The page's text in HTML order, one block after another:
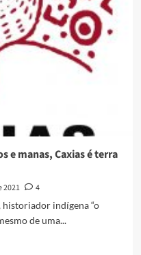
e manas, Caxias é terra
2021
4
historiador indígena “o
de uma...